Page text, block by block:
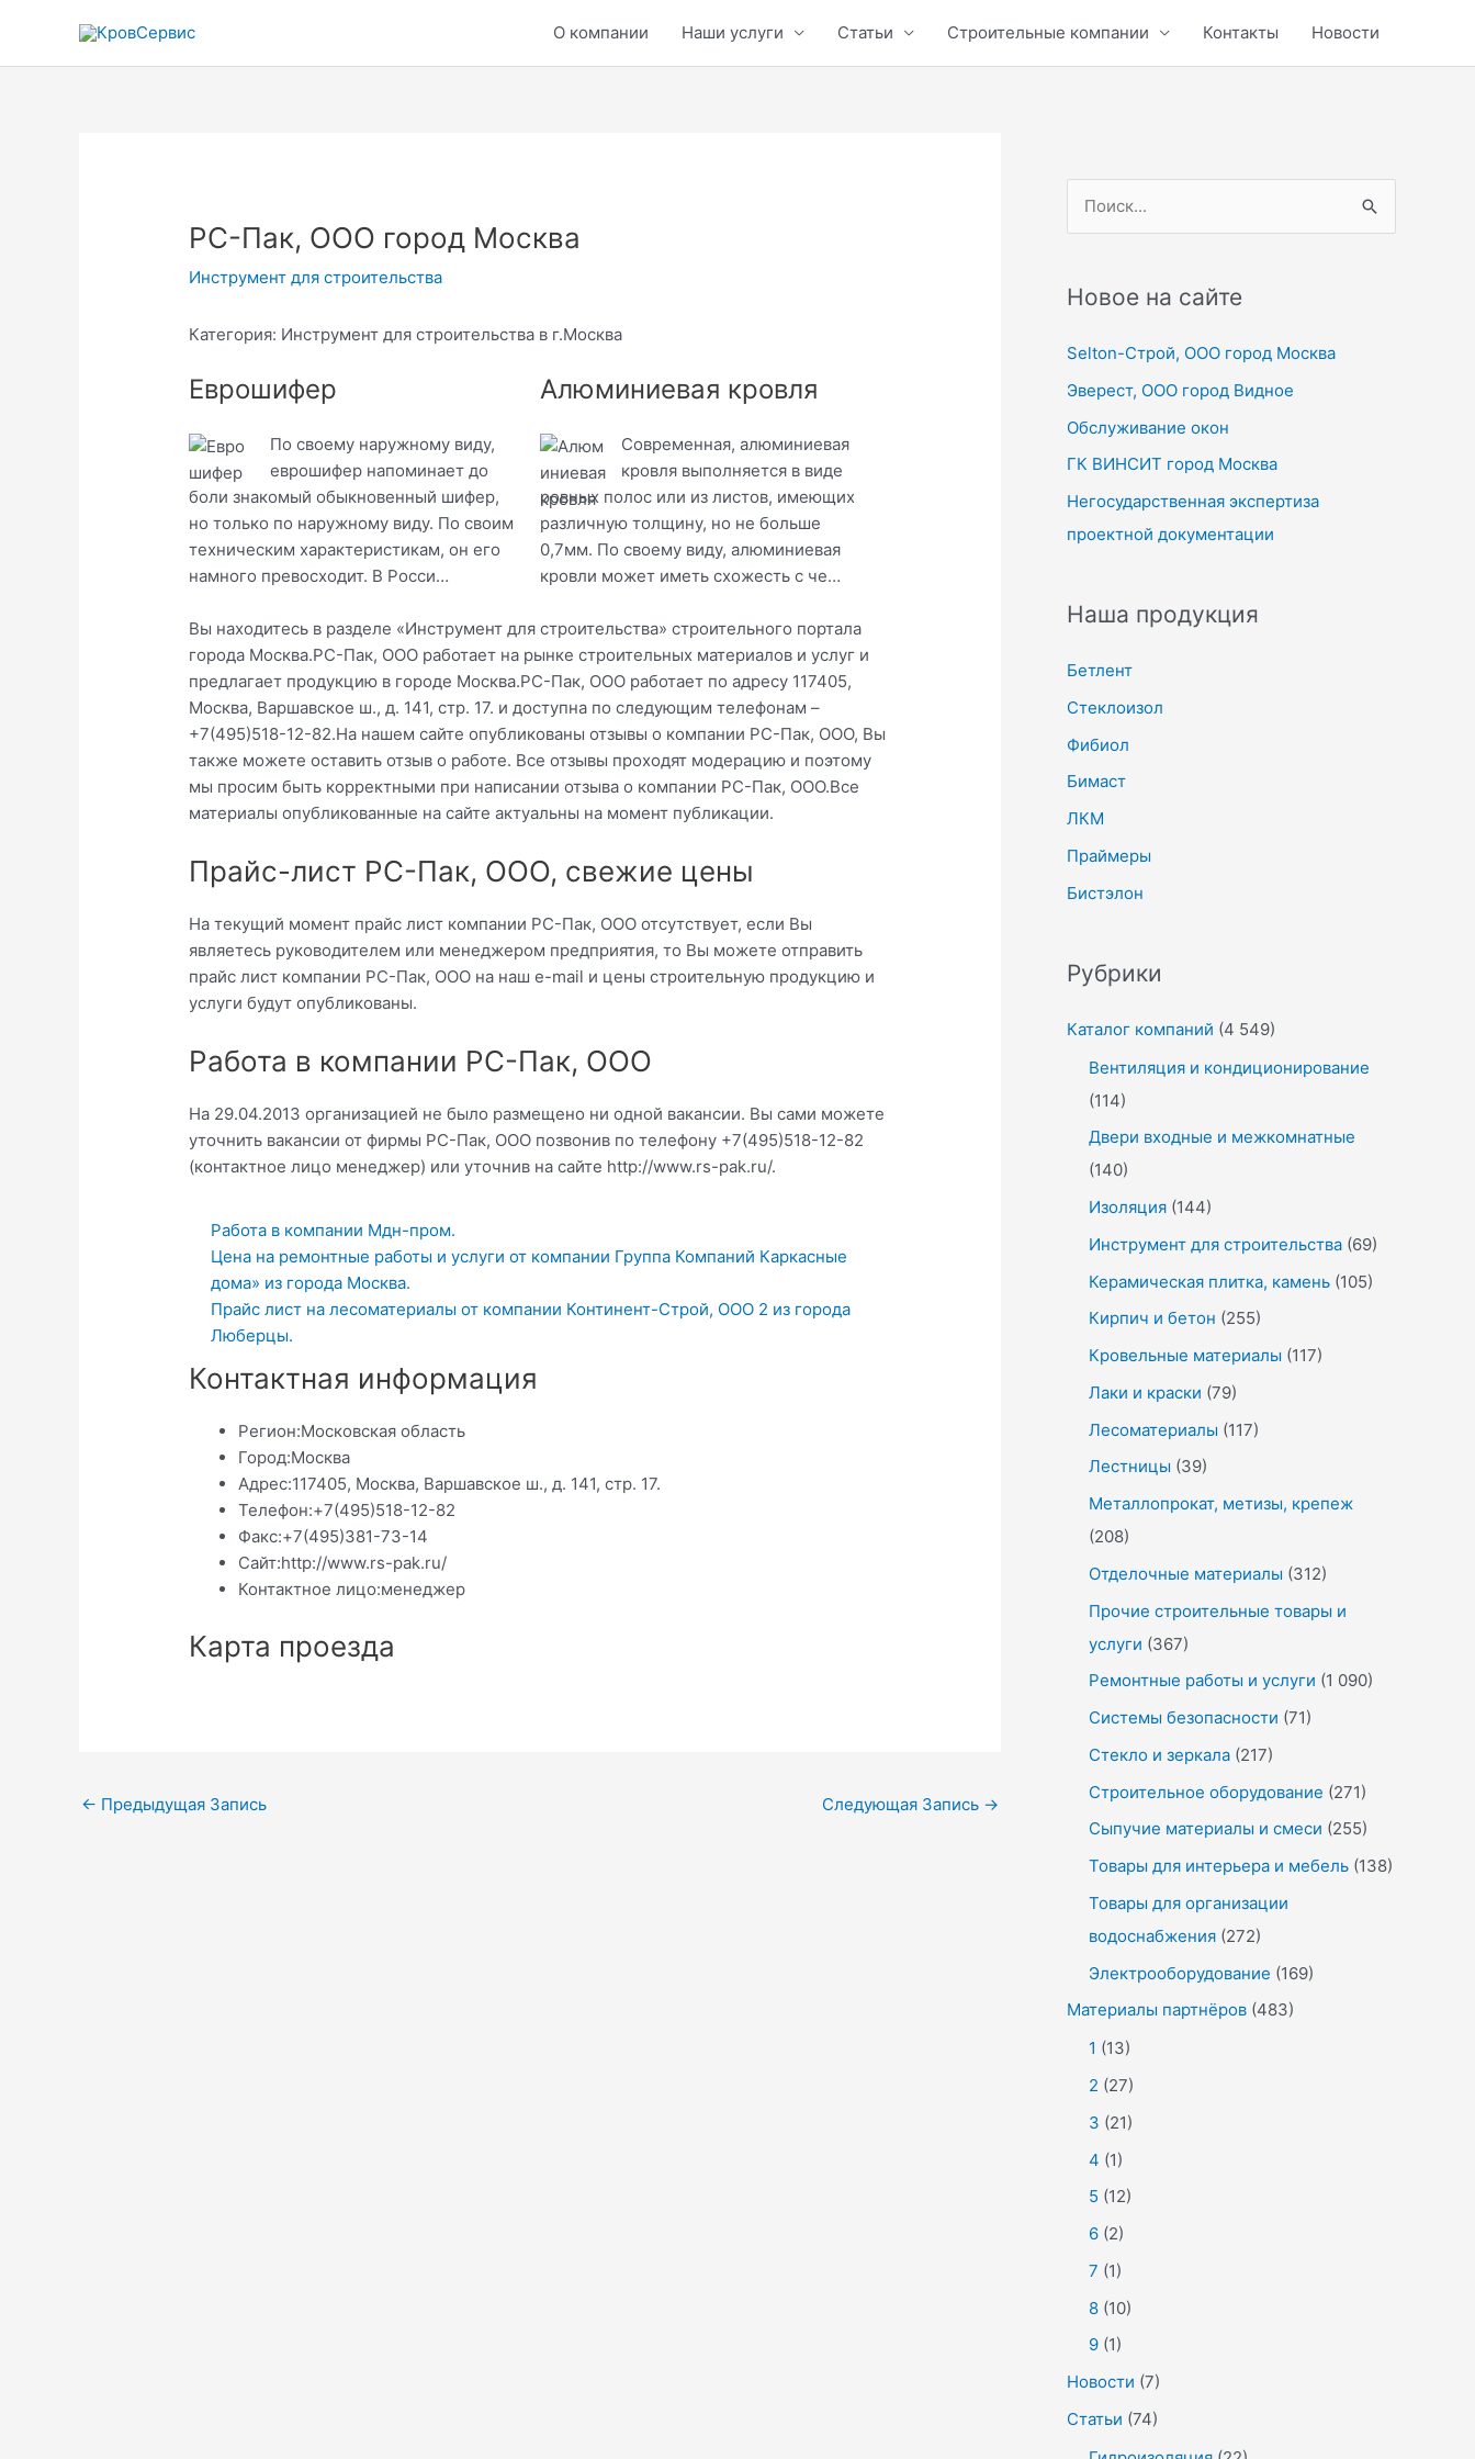
содержимому
О компании Наши услуги Статьи Строительные компании Контакты Новости
РС-Пак, ООО город Москва
Инструмент для строительства
Категория: Инструмент для строительства в г.Москва
Еврошифер
По своему наружному виду,
еврошифер напоминает до
боли знакомый обыкновенный шифер,
но только по наружному виду. По своим
техническим характеристикам, он его
намного превосходит. В Росси…
Алюминиевая кровля
Современная, алюминиевая
кровля выполняется в виде
ровных полос или из листов, имеющих
различную толщину, но не больше
0,7мм. По своему виду, алюминиевая
кровли может иметь схожесть с че…
Вы находитесь в разделе «Инструмент для строительства» строительного портала
города Москва.РС-Пак, ООО работает на рынке строительных материалов и услуг и
предлагает продукцию в городе Москва.РС-Пак, ООО работает по адресу 117405,
Москва, Варшавское ш., д. 141, стр. 17. и доступна по следующим телефонам –
+7(495)518-12-82.На нашем сайте опубликованы отзывы о компании РС-Пак, ООО, Вы
также можете оставить отзыв о работе. Все отзывы проходят модерацию и поэтому
мы просим быть корректными при написании отзыва о компании РС-Пак, ООО.Все
материалы опубликованные на сайте актуальны на момент публикации.
Прайс-лист РС-Пак, ООО, свежие цены
На текущий момент прайс лист компании РС-Пак, ООО отсутствует, если Вы
являетесь руководителем или менеджером предприятия, то Вы можете отправить
прайс лист компании РС-Пак, ООО на наш e-mail и цены строительную продукцию и
услуги будут опубликованы.
Работа в компании РС-Пак, ООО
На 29.04.2013 организацией не было размещено ни одной вакансии. Вы сами можете
уточнить вакансии от фирмы РС-Пак, ООО позвонив по телефону +7(495)518-12-82
(контактное лицо менеджер) или уточнив на сайте http://www.rs-pak.ru/.
Работа в компании Мдн-пром.
Цена на ремонтные работы и услуги от компании Группа Компаний Каркасные
дома» из города Москва.
Прайс лист на лесоматериалы от компании Континент-Строй, ООО 2 из города
Люберцы.
Контактная информация
Регион:Московская область
Город:Москва
Адрес:117405, Москва, Варшавское ш., д. 141, стр. 17.
Телефон:+7(495)518-12-82
Факс:+7(495)381-73-14
Сайт:http://www.rs-pak.ru/
Контактное лицо:менеджер
Карта проезда
Навигация
← Предыдущая Запись Следующая Запись →
с
:
Новое на сайте
Selton-Строй, OOO город Москва
Эверест, ООО город Видное
Обслуживание окон
ГК ВИНСИТ город Москва
Негосударственная экспертиза
проектной документации
Наша продукция
Бетлент
Стеклоизол
Фибиол
Бимаст
ЛКМ
Праймеры
Бистэлон
Рубрики
Каталог компаний (4 549)
Вентиляция и кондиционирование
(114)
Двери входные и межкомнатные
(140)
Изоляция (144)
Инструмент для строительства (69)
Керамическая плитка, камень (105)
Кирпич и бетон (255)
Кровельные материалы (117)
Лаки и краски (79)
Лесоматериалы (117)
Лестницы (39)
Металлопрокат, метизы, крепеж
(208)
Отделочные материалы (312)
Прочие строительные товары и
услуги (367)
Ремонтные работы и услуги (1 090)
Системы безопасности (71)
Стекло и зеркала (217)
Строительное оборудование (271)
Сыпучие материалы и смеси (255)
Товары для интерьера и мебель (138)
Товары для организации
водоснабжения (272)
Электрооборудование (169)
Материалы партнёров (483)
1 (13)
2 (27)
3 (21)
4 (1)
5 (12)
6 (2)
7 (1)
8 (10)
9 (1)
Новости (7)
Статьи (74)